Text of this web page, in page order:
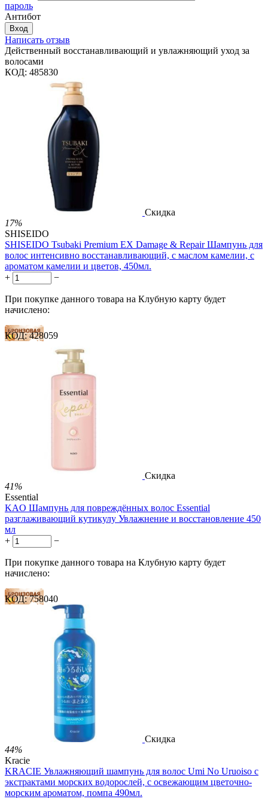
пароль
Антибот
Вход
Написать отзыв
Действенный восстанавливающий и увлажняющий уход за
волосами
КОД: 485830
Скидка
17%
SHISEIDO
SHISEIDO Tsubaki Premium EX Damage & Repair Шампунь для
волос интенсивно восстанавливающий, с маслом камелии, с
ароматом камелии и цветов, 450мл.
+
−
При покупке данного товара на Клубную карту будет
начислено:
22 балла
36 баллов
1 578.00 Р
за 1.00 мл
КОД: 428059
Скидка
41%
Essential
KAO Шампунь для повреждённых волос Essential
разглаживающий кутикулу Увлажнение и восстановление 450
мл
+
−
При покупке данного товара на Клубную карту будет
начислено:
15 баллов
22 балла
36 баллов
1 486.00 Р
за 1.00 мл

КОД: 758040
Скидка
44%
Kracie
KRACIE Увлажняющий шампунь для волос Umi No Uruoiso с
экстрактами морских водорослей, с освежающим цветочно-
морским ароматом, помпа 490мл.